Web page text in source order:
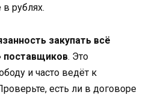
рублях.
закупать всё
поставщиков. Это
и часто ведёт к
есть ли в договоре